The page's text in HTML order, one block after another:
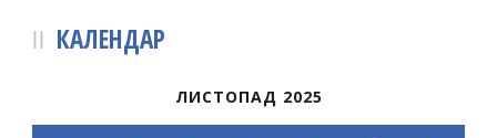
КАЛЕНДАР
ЛИСТОПАД 2025